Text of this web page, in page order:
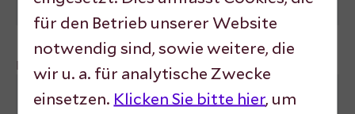
für den Betrieb unserer Website
notwendig sind, sowie weitere, die
wir u. a. für analytische Zwecke
einsetzen. Klicken Sie bitte hier, um
Password